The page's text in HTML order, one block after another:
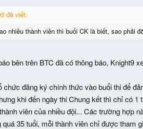
đã viết:
nhiêu thành viên thì buổi CK là biết, sao phải
bên trên BTC đã có thông báo, Knight9
chức đăng ký chính thức vào buổi thi để
khi đến ngày thi Chung kết thì chỉ có
viên của nhiều đội... Các trường hợp
quá 35 tuổi, mỗi thành viên chỉ được tham